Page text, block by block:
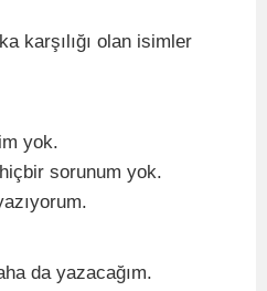
karşılığı olan isimler
yok.
sorunum yok.
da yazacağım.